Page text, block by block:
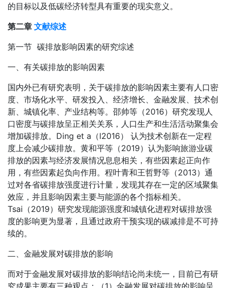
的目标以及低碳经济转型具有重要的现实意义。
第二章 文献综述
第一节 碳排放影响因素的研究综述
一、有关碳排放的影响因素
国内外已有研究表明，关于碳排放的影响因素主要有人口密
度、市场化水平、研发投入、经济增长、金融发展、技术创
新、城镇化率、产业结构等。邵帅等（2016）研究发现人
口密度与碳排放呈正相关关系，人口生产和生活活动聚集会
增加碳排放。Ding et a（l2016） 认为技术创新在一定程
度上会减少碳排放。黄和平等（2019）认为影响旅游业碳
排放的因素与经济发展情况息息相关，有些因素起正向作
用，有些因素起负向作用。程叶青和王哲野等（2013）通
过对各省碳排放强度进行计量，发现其存在一定的区域聚集
效应，并且影响因素主要与能源的各个指标相关。
Tsai（2019）研究发现能源强度和城镇化进程对碳排放强
度的影响更为显著，且通过政府干预实现的碳减排是不可持
续的。
二、金融发展对碳排放的影响
而对于金融发展对碳排放的影响结论尚未统一，目前已有研
究成果主要有三种观点：（1）金融发展对碳排放的影响呈